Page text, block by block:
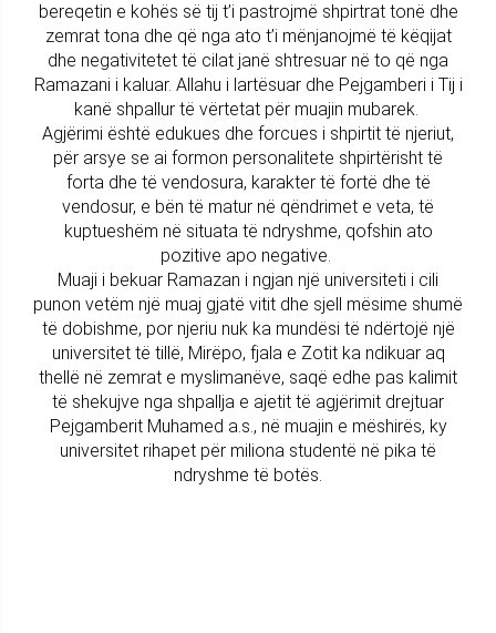
bereqetin e kohës së tij t’i pastrojmë shpirtrat tonë dhe
zemrat tona dhe që nga ato t’i mënjanojmë të këqijat
dhe negativitetet të cilat janë shtresuar në to që nga
Ramazani i kaluar. Allahu i lartësuar dhe Pejgamberi i Tij i
kanë shpallur të vërtetat për muajin mubarek.
Agjërimi është edukues dhe forcues i shpirtit të njeriut,
për arsye se ai formon personalitete shpirtërisht të
forta dhe të vendosura, karakter të fortë dhe të
vendosur, e bën të matur në qëndrimet e veta, të
kuptueshëm në situata të ndryshme, qofshin ato
pozitive apo negative.
Muaji i bekuar Ramazan i ngjan një universiteti i cili
punon vetëm një muaj gjatë vitit dhe sjell mësime shumë
të dobishme, por njeriu nuk ka mundësi të ndërtojë një
universitet të tillë, Mirëpo, fjala e Zotit ka ndikuar aq
thellë në zemrat e myslimanëve, saqë edhe pas kalimit
të shekujve nga shpallja e ajetit të agjërimit drejtuar
Pejgamberit Muhamed a.s., në muajin e mëshirës, ky
universitet rihapet për miliona studentë në pika të
ndryshme të botës.